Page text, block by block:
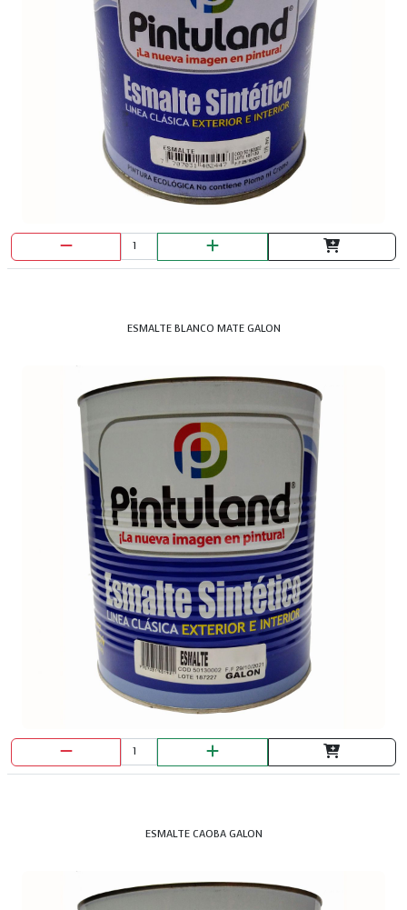
ESMALTE BLANCO MATE GALON
ESMALTE CAOBA GALON